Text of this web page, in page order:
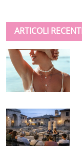
ARTICOLI